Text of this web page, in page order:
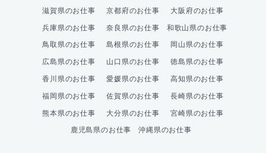
滋賀県のお仕事 京都府のお仕事 大阪府のお仕事
兵庫県のお仕事 奈良県のお仕事 和歌山県のお仕事
鳥取県のお仕事 島根県のお仕事 岡山県のお仕事
広島県のお仕事 山口県のお仕事 徳島県のお仕事
香川県のお仕事 愛媛県のお仕事 高知県のお仕事
福岡県のお仕事 佐賀県のお仕事 長崎県のお仕事
熊本県のお仕事 大分県のお仕事 宮崎県のお仕事
鹿児島県のお仕事 沖縄県のお仕事